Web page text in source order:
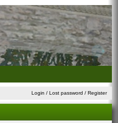
Login / Lost password / Register